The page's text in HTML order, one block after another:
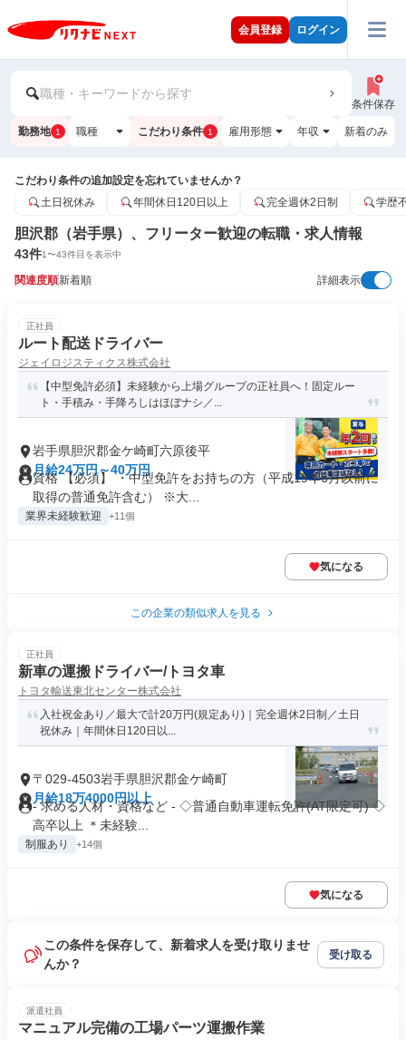
会員登録 ログイン
職種・キーワードから探す
条件保存
勤務地 1 職種 こだわり条件 1 雇用形態 年収 新着のみ
こだわり条件の追加設定を忘れていませんか？
土日祝休み
年間休日120日以上 完全週休2日制 学歴
胆沢郡（岩手県）、フリーター歓迎の転職・求人情報
43件1〜43件目を表示中
関連度順新着順 詳細表示
正社員
ルート配送ドライバー
ジェイロジスティクス株式会社
【中型免許必須】未経験から上場グループの正社員へ！固定ルー
ト・手積み・手降ろしはほぼナシ／...
岩手県胆沢郡金ケ崎町六原後平
月給24万円～40万円
資格 【必須】 ・中型免許をお持ちの方（平成19年6月以前に
取得の普通免許含む） ※大...
業界未経験歓迎 +11個
気になる
この企業の類似求人を見る
正社員
新車の運搬ドライバー/トヨタ車
トヨタ輸送東北センター株式会社
入社祝金あり／最大で計20万円(規定あり)｜完全週休2日制／土日
祝休み｜年間休日120日以...
〒029-4503岩手県胆沢郡金ケ崎町
月給18万4000円以上
- 求める人材・資格など - ◇普通自動車運転免許(AT限定可) ◇
高卒以上 ＊未経験...
制服あり +14個
気になる
この条件を保存して、新着求人を受け取りませ
んか？
受け取る
派遣社員
マニュアル完備の工場パーツ運搬作業